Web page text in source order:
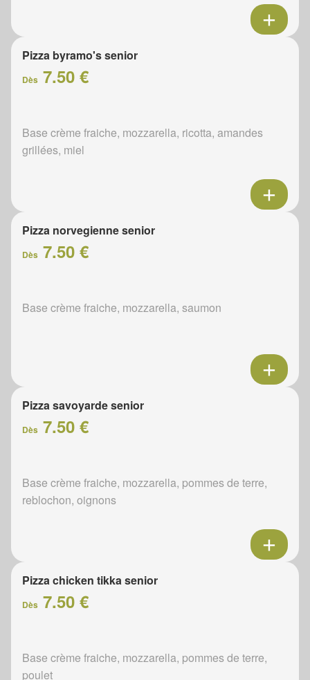
Pizza byramo's senior
Dès 7.50 €
Base crème fraiche, mozzarella, ricotta, amandes
grillées, miel
Pizza norvegienne senior
Dès 7.50 €
Base crème fraiche, mozzarella, saumon
Pizza savoyarde senior
Dès 7.50 €
Base crème fraiche, mozzarella, pommes de terre,
reblochon, oignons
Pizza chicken tikka senior
Dès 7.50 €
Base crème fraiche, mozzarella, pommes de terre,
poulet